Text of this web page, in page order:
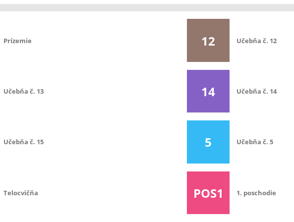
Prízemie 12 Učebňa č. 12
Učebňa č. 13 14 Učebňa č. 14
Učebňa č. 15 5 Učebňa č. 5
Telocvičňa POS1 1. poschodie